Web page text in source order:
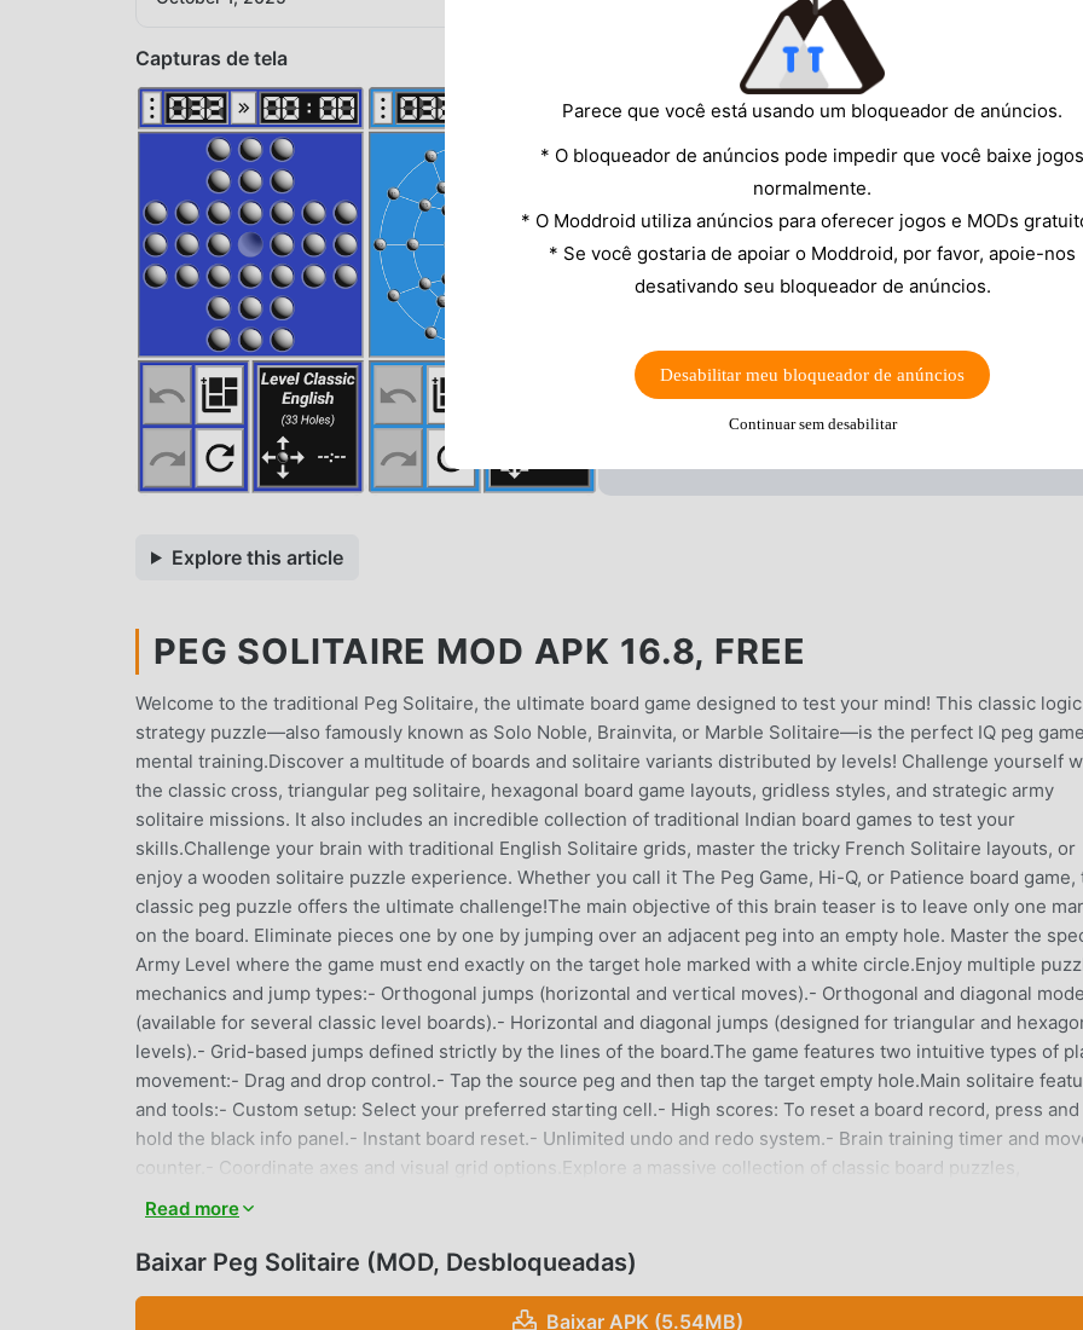
Capturas de tela
Explore this article
PEG SOLITAIRE MOD APK 16.8, FREE
Welcome to the traditional Peg Solitaire, the ultimate board game designed to test your mind! This classic
strategy puzzle—also famously known as Solo Noble, Brainvita, or Marble Solitaire—is the perfect IQ peg
mental training.Discover a multitude of boards and solitaire variants distributed by levels! Challenge yourself
the classic cross, triangular peg solitaire, hexagonal board game layouts, gridless styles, and strategic army
solitaire missions. It also includes an incredible collection of traditional Indian board games to test your
skills.Challenge your brain with traditional English Solitaire grids, master the tricky French Solitaire layouts, or
enjoy a wooden solitaire puzzle experience. Whether you call it The Peg Game, Hi-Q, or Patience board game,
classic peg puzzle offers the ultimate challenge!The main objective of this brain teaser is to leave only one
on the board. Eliminate pieces one by one by jumping over an adjacent peg into an empty hole. Master the
Army Level where the game must end exactly on the target hole marked with a white circle.Enjoy multiple
mechanics and jump types:- Orthogonal jumps (horizontal and vertical moves).- Orthogonal and diagonal
(available for several classic level boards).- Horizontal and diagonal jumps (designed for triangular and
levels).- Grid-based jumps defined strictly by the lines of the board.The game features two intuitive types of
movement:- Drag and drop control.- Tap the source peg and then tap the target empty hole.Main solitaire
and tools:- Custom setup: Select your preferred starting cell.- High scores: To reset a board record, press and
hold the black info panel.- Instant board reset.- Unlimited undo and redo system.- Brain training timer and
counter.- Coordinate axes and visual grid options.Explore a massive collection of classic board puzzles,
Solitaire.- Wiegleb (German Solitaire).- Asymmetrical, Diamond, and Continental grids.- Square, Hermary,
and Kralenspel boards.- Siege, IQ, and Baffler challenge boards.● Triangular Puzzles:- Triangle and Extended
Triangle.- Truncated Triangle (including Penguin).- Propeller, Hourglass, Rhombus, and Hoppers.● Hexagonal
Strategies:- Hexagon and Think & Jump.- Subtrax, Flower, and Trapeze.- Star layout (including Maple Leaf
Read more
Baixar Peg Solitaire (MOD, Desbloqueadas)
Baixar APK (5.54MB)
Parece que você está usando um bloqueador de anúncios.
* O bloqueador de anúncios pode impedir que você baixe jogos
normalmente.
* O Moddroid utiliza anúncios para oferecer jogos e MODs
* Se você gostaria de apoiar o Moddroid, por favor, apoie-nos
desativando seu bloqueador de anúncios.
Desabilitar meu bloqueador de anúncios
Continuar sem desabilitar